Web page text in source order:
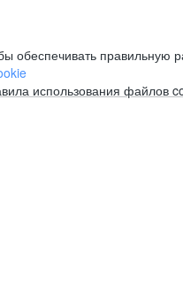
правильную
использования файлов